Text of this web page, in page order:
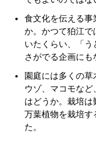
食文化を伝える事
か。かつて狛江で
いたくらい、「
さがでる企画にも
園庭には多くの
ウゾ、マコモな
はどうか。栽培
万葉植物を栽培す
た。